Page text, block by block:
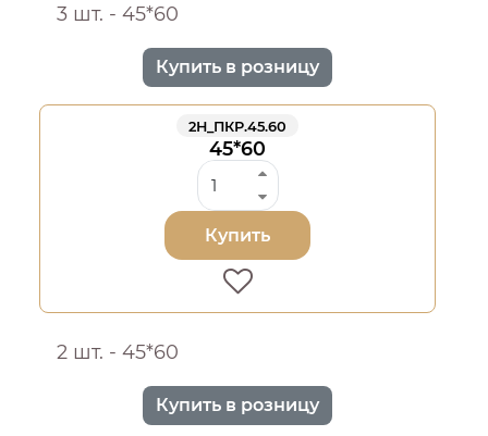
3 шт. - 45*60
Купить в розницу
2Н_ПКР.45.60
45*60
Купить
2 шт. - 45*60
Купить в розницу